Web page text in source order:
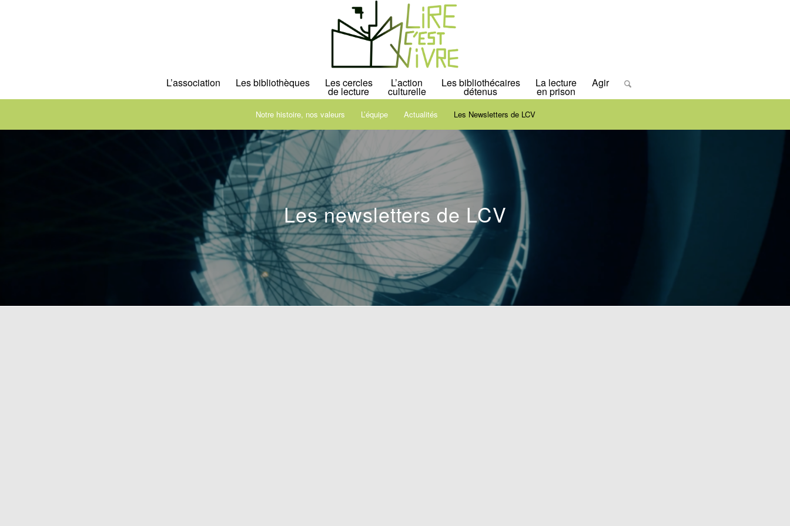
L’association Les bibliothèques Les cercles
de lecture
L’action
culturelle
Les bibliothécaires
détenus
La lecture
en prison
Agir
Notre histoire, nos valeurs L’équipe Actualités Les Newsletters de LCV
Les newsletters de LCV